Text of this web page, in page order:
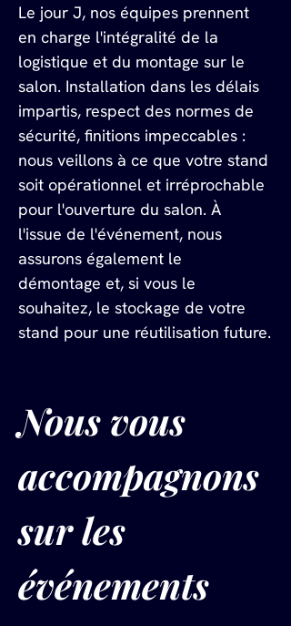
Le jour J, nos équipes prennent
en charge l'intégralité de la
logistique et du montage sur le
salon. Installation dans les délais
impartis, respect des normes de
sécurité, finitions impeccables :
nous veillons à ce que votre stand
soit opérationnel et irréprochable
pour l'ouverture du salon. À
l'issue de l'événement, nous
assurons également le
démontage et, si vous le
souhaitez, le stockage de votre
stand pour une réutilisation future.
Nous vous
accompagnons
sur les
événements